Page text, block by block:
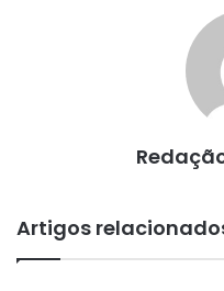
Artigos